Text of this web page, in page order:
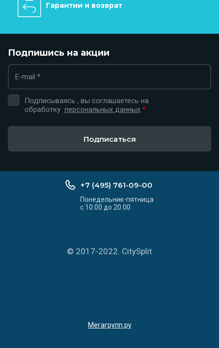
Гарантии и возврат
Подпишись на акции
Подписываясь , вы соглашаетесь на
обработку персональных данных *
Подписаться
© 2017-2022. CitySplit
+7 (495) 761-09-00
Понедельник-пятница
с 10.00 до 20.00
Мегагрупп.ру